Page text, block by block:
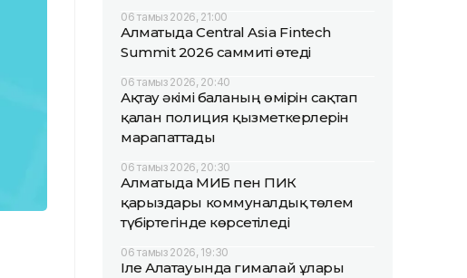
06 тамыз 2026, 21:00
Алматыда Central Asia Fintech
Summit 2026 саммиті өтеді
06 тамыз 2026, 20:40
Ақтау әкімі баланың өмірін сақтап
қалған полиция қызметкерлерін
марапаттады
06 тамыз 2026, 20:30
Алматыда МИБ пен ПИК
қарыздары коммуналдық төлем
түбіртегінде көрсетіледі
06 тамыз 2026, 19:30
Іле Алатауында гималай ұлары